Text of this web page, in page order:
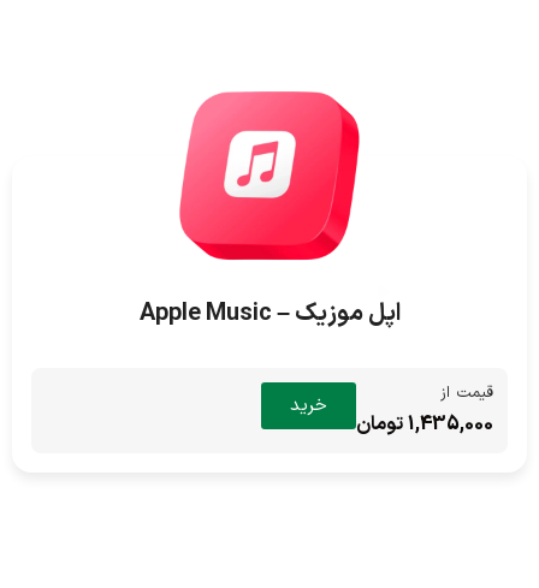
اپل موزیک – Apple Music
قیمت از
1,435,000 تومان
خرید